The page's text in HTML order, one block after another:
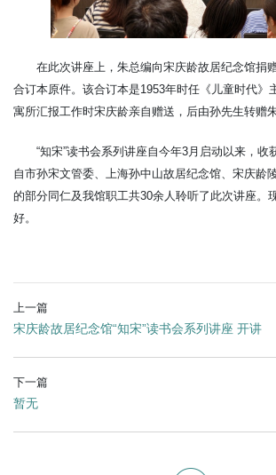
在此次讲座上，朱总编向宋庆龄故居纪念馆捐
合订本原件。该合订本是1953年时任《儿童时代》
寓所汇报工作时宋庆龄亲自赠送，后由孙先生转赠
“知宋”读书会系列讲座自今年3月启动以来，收
自市孙宋文管委、上海孙中山故居纪念馆、宋庆龄
的部分同仁及我馆职工共30余人聆听了此次讲座。
好。
上一篇
宋庆龄故居纪念馆“知宋”读书会系列讲座 开讲
下一篇
暂无